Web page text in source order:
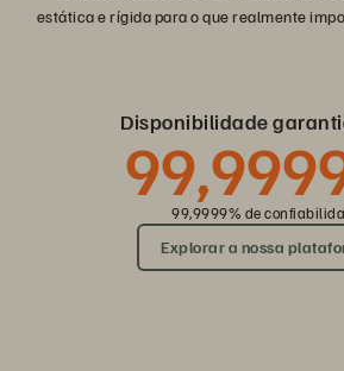
estática e rígida para o que realmente
Disponibilidade
99,9999% de
Explorar a nossa